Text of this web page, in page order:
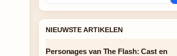
NIEUWSTE ARTIKELEN
Personages van The Flash: Cast en